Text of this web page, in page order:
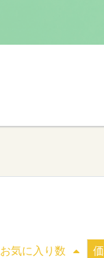
お気に入り数